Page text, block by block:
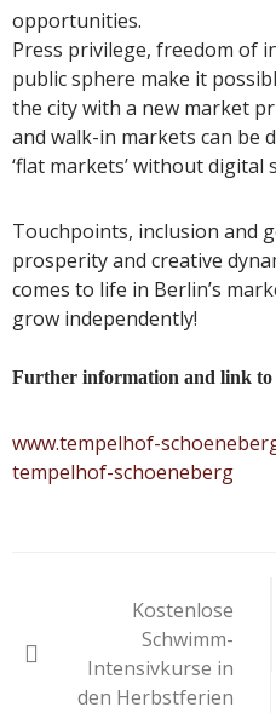
opportunities.
Press privilege, freedom of
public sphere make it
the city with a new market
and walk-in markets can be
‘flat markets’ without digital
Touchpoints, inclusion and
prosperity and creative
comes to life in Berlin’s
grow independently!
Further information and link to
www.tempelhof-
tempelhof-schoeneberg
Kostenlose
Schwimm-
Intensivkurse in
den Herbstferien